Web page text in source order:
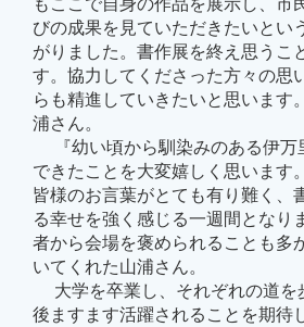
びの成果を見ていただきたいとい
がりました。書作展を終え思うこ
す。協力してくださった方々の思
らも精進していきたいと思います
浦さん。
『幼い頃から馴染みのある伊万
できたことを大変嬉しく思います
皆様のお言葉がとても有り難く、
る幸せを強く感じる一週間となり
者から会場を褒められることも多
いてくれた山浦さん。
大学を卒業し、それぞれの道を
後ますます活躍されることを期待